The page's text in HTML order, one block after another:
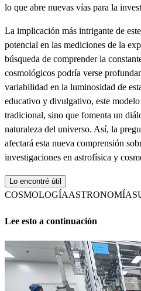
lo que abre nuevas vías para la
La implicación más intrigante de
potencial en las mediciones de la
búsqueda de comprender la
cosmológicos podría verse
variabilidad en la luminosidad de
educativo y divulgativo, este
tradicional, sino que fomenta un
naturaleza del universo. Así, la
afectará esta nueva comprensión
investigaciones en astrofísica y
Lo encontré útil
COSMOLOGÍAASTRONOMÍA
Lee esto a continuación